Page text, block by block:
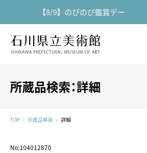
【8/9】のびのび鑑賞デー
所蔵品検索：詳細
TOP 所蔵品検索 詳細
No:104012870